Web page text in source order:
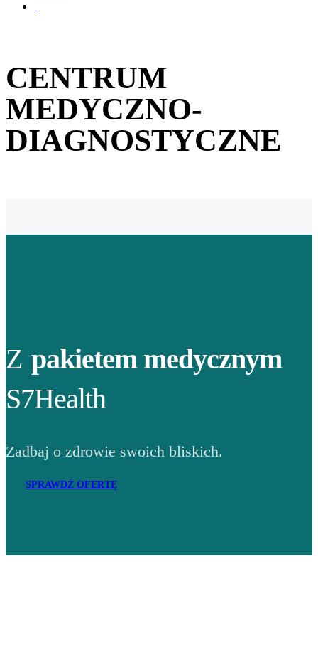
CENTRUM
MEDYCZNO-
DIAGNOSTYCZNE
Z pakietem medycznym
S7Health
Zadbaj o zdrowie swoich bliskich.
SPRAWDŹ OFERTĘ